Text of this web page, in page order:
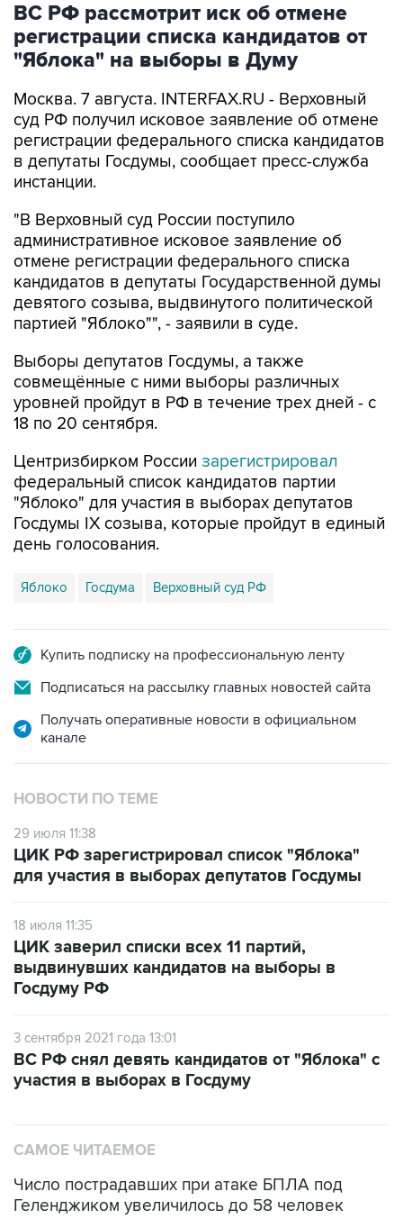
ВС РФ рассмотрит иск об отмене
регистрации списка кандидатов от
"Яблока" на выборы в Думу
Москва. 7 августа. INTERFAX.RU - Верховный
суд РФ получил исковое заявление об отмене
регистрации федерального списка кандидатов
в депутаты Госдумы, сообщает пресс-служба
инстанции.
"В Верховный суд России поступило
административное исковое заявление об
отмене регистрации федерального списка
кандидатов в депутаты Государственной думы
девятого созыва, выдвинутого политической
партией "Яблоко"", - заявили в суде.
Выборы депутатов Госдумы, а также
совмещённые с ними выборы различных
уровней пройдут в РФ в течение трех дней - с
18 по 20 сентября.
Центризбирком России зарегистрировал
федеральный список кандидатов партии
"Яблоко" для участия в выборах депутатов
Госдумы IX созыва, которые пройдут в единый
день голосования.
Яблоко Госдума Верховный суд РФ
Купить подписку на профессиональную ленту
Подписаться на рассылку главных новостей сайта
Получать оперативные новости в официальном
канале
НОВОСТИ ПО ТЕМЕ
29 июля 11:38
ЦИК РФ зарегистрировал список "Яблока"
для участия в выборах депутатов Госдумы
18 июля 11:35
ЦИК заверил списки всех 11 партий,
выдвинувших кандидатов на выборы в
Госдуму РФ
3 сентября 2021 года 13:01
ВС РФ снял девять кандидатов от "Яблока" с
участия в выборах в Госдуму
САМОЕ ЧИТАЕМОЕ
Число пострадавших при атаке БПЛА под
Геленджиком увеличилось до 58 человек